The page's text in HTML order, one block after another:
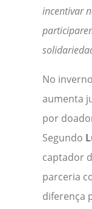
incentivar
No
aumenta
por
Segundo
captador
parceria
diferença